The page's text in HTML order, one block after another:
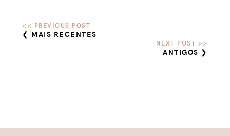
❮ MAIS RECENTES
ANTIGOS ❯